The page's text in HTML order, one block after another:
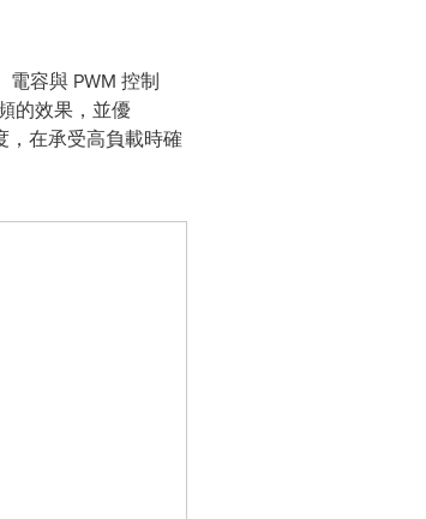
容與 PWM 控制
的效果，並優
，在承受高負載時確